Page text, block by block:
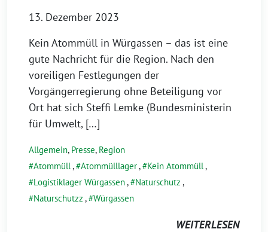
13. Dezember 2023
Kein Atommüll in Würgassen – das ist eine
gute Nachricht für die Region. Nach den
voreiligen Festlegungen der
Vorgängerregierung ohne Beteiligung vor
Ort hat sich Steffi Lemke (Bundesministerin
für Umwelt, […]
Allgemein, Presse, Region
Atommüll, Atommülllager, Kein Atommüll,
Logistiklager Würgassen, Naturschutz ,
Naturschutzz , Würgassen
WEITERLESEN